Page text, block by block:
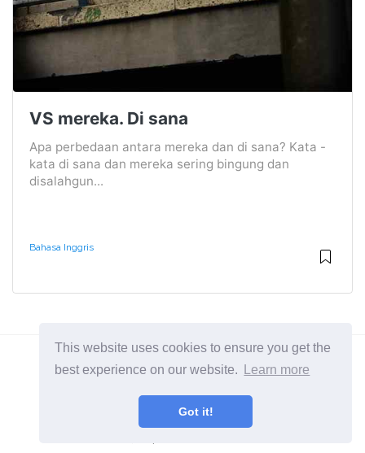
This website uses cookies to ensure you get the
best experience on our website.
Learn more
Got it!
VS mereka. Di sana
Apa perbedaan antara mereka dan di sana? Kata -
kata di sana dan mereka sering bingung dan
disalahgun...
Bahasa Inggris
2026 ©Diffexpert
Semua Kategori